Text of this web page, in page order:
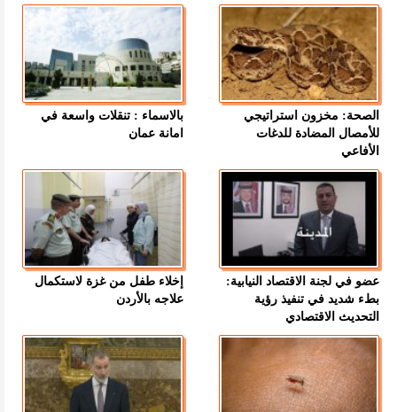
الصحة: مخزون استراتيجي
للأمصال المضادة للدغات
الأفاعي
بالاسماء : تنقلات واسعة في
امانة عمان
عضو في لجنة الاقتصاد النيابية:
بطء شديد في تنفيذ رؤية
التحديث الاقتصادي
إخلاء طفل من غزة لاستكمال
علاجه بالأردن